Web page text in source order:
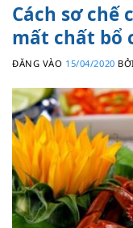
Cách sơ chế
mất chất bổ
ĐĂNG VÀO 15/04/2020